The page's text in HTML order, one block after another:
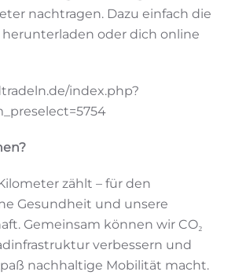
nachtragen. Dazu einfach die
oder dich online
index.php?
zählt – für den
Gesundheit und unsere
Gemeinsam können wir CO₂
verbessern und
nachhaltige Mobilität macht.